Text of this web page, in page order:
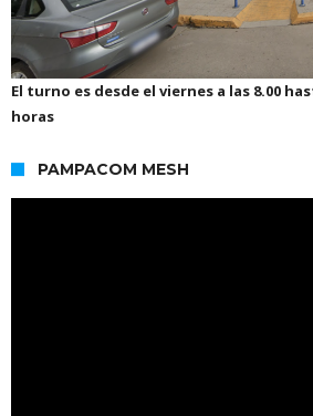
El turno es desde el viernes a las 8.00
horas
PAMPACOM MESH